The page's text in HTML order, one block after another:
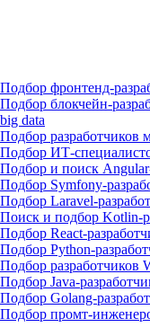
Подбор фронтенд-
Подбор блокчейн-
big data
Подбор
Подбор ИТ-
Подбор и поиск
Подбор Symfony-
Подбор Laravel-
Поиск и подбор Kotlin-
Подбор React-
Подбор Python-
Подбор разработчиков
Подбор Java-
Подбор Golang-
Подбор промт-